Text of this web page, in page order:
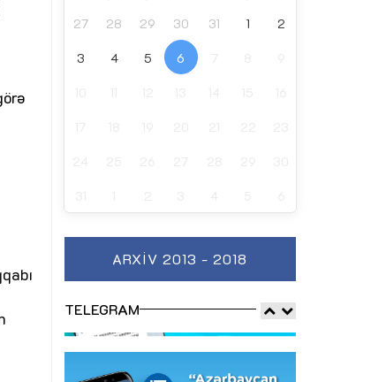
27 28 29 30 31 1 2
3 4 5 6
ARXIV 2013 - 2018
TELEGRAM